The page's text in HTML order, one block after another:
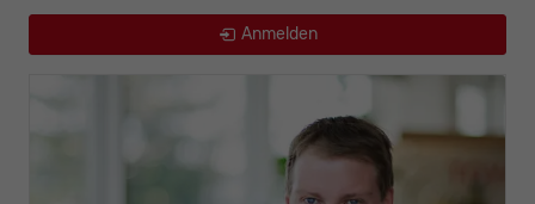
Anmelden